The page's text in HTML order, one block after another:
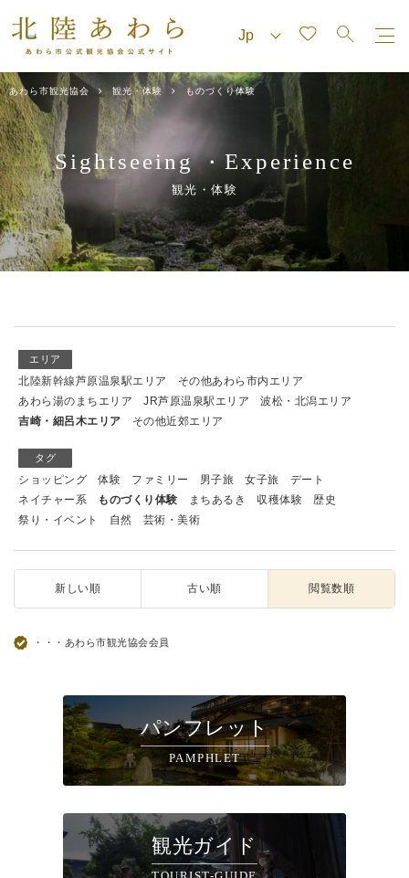
あわら市観光協会 観光・体験 ものづくり体験
Sightseeing・ Experience
観光・体験
エリア
北陸新幹線芦原温泉駅エリア
その他あわら市内エリア
あわら湯のまちエリア
JR芦原温泉駅エリア
波松・北潟エリア
吉崎・細呂木エリア
その他近郊エリア
タグ
ショッピング 体験 ファミリー 男子旅 女子旅
デート
ネイチャー系
ものづくり体験 まちあるき 収穫体験
歴史
祭り・イベント
自然 芸術・美術
新しい順 古い順 閲覧数順
・・・あわら市観光協会会員
パンフレット
PAMPHLET
観光ガイド